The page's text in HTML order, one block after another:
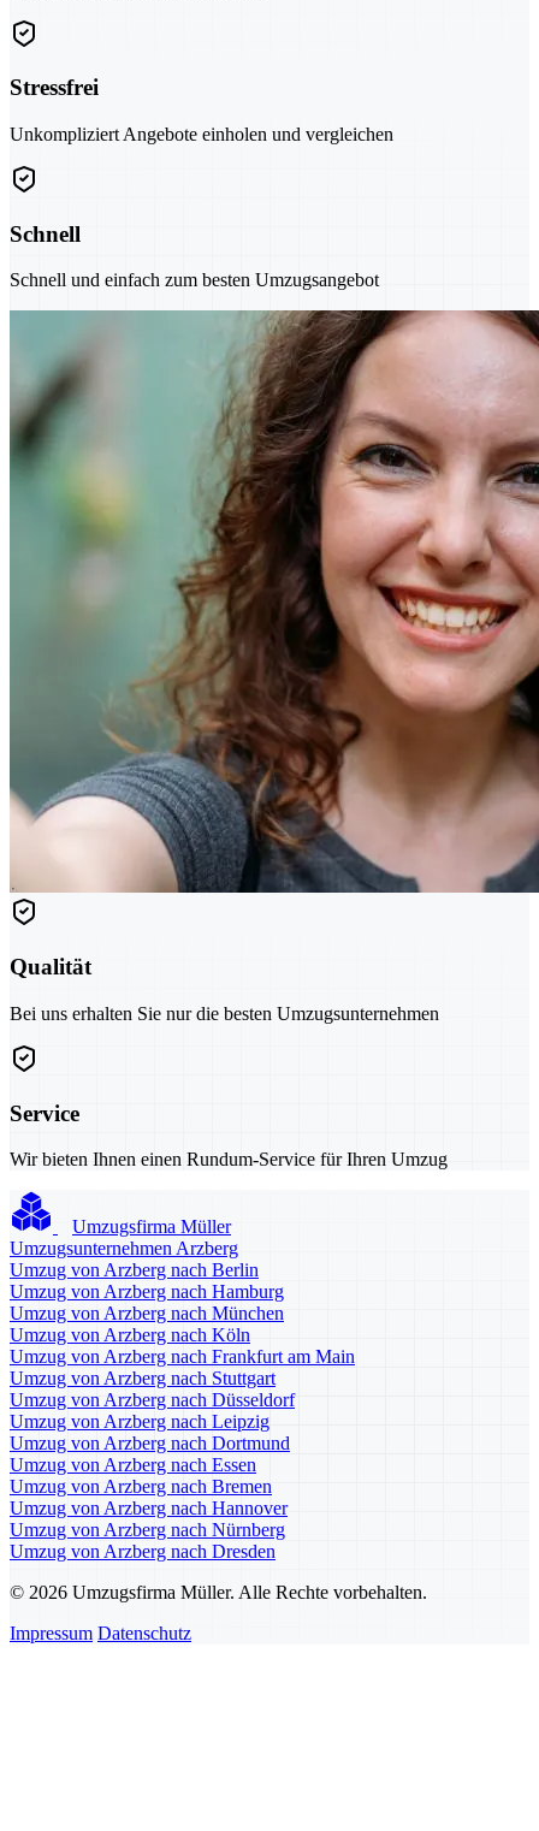
Stressfrei
Unkompliziert Angebote einholen und vergleichen
Schnell
Schnell und einfach zum besten Umzugsangebot
Qualität
Bei uns erhalten Sie nur die besten Umzugsunternehmen
Service
Wir bieten Ihnen einen Rundum-Service für Ihren Umzug
Umzugsfirma Müller
Umzugsunternehmen Arzberg
Umzug von Arzberg nach Berlin
Umzug von Arzberg nach Hamburg
Umzug von Arzberg nach München
Umzug von Arzberg nach Köln
Umzug von Arzberg nach Frankfurt am Main
Umzug von Arzberg nach Stuttgart
Umzug von Arzberg nach Düsseldorf
Umzug von Arzberg nach Leipzig
Umzug von Arzberg nach Dortmund
Umzug von Arzberg nach Essen
Umzug von Arzberg nach Bremen
Umzug von Arzberg nach Hannover
Umzug von Arzberg nach Nürnberg
Umzug von Arzberg nach Dresden
© 2026 Umzugsfirma Müller. Alle Rechte vorbehalten.
Impressum Datenschutz